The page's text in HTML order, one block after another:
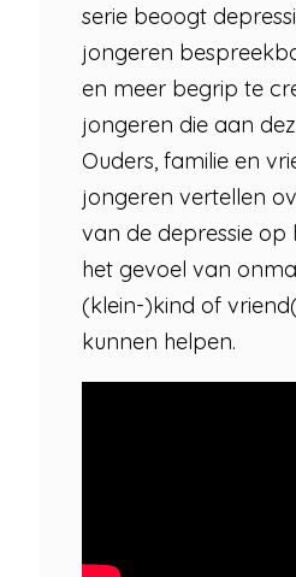
serie beoogt
jongeren
en meer begrip te
jongeren die aan
Ouders, familie en
jongeren vertellen
van de depressie op
het gevoel van
(klein-)kind of
kunnen helpen.